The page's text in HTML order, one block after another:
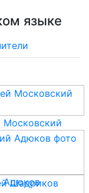
языке
Московский
Адюков